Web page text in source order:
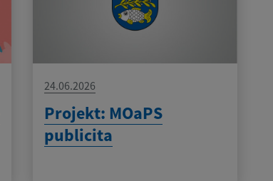
24.06.2026
Projekt: MOaPS
publicita